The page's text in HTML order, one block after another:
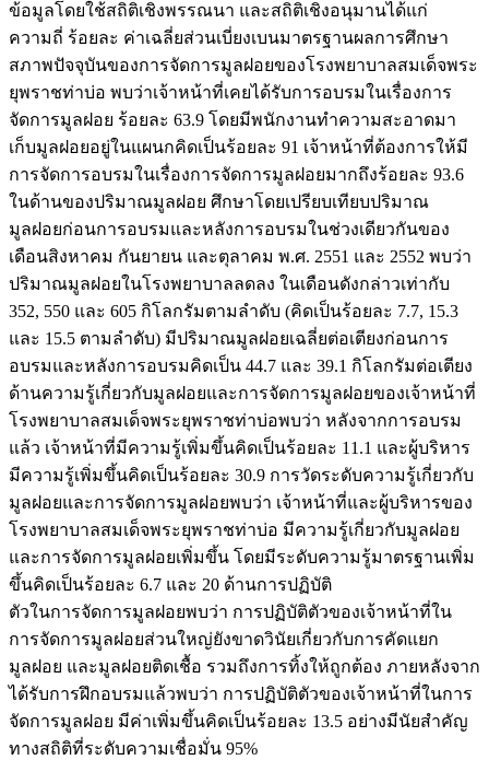
ข้อมูลโดยใช้สถิติเชิงพรรณนา และสถิติเชิงอนุมานได้แก่
ความถี่ ร้อยละ ค่าเฉลี่ยส่วนเบี่ยงเบนมาตรฐานผลการศึกษา
สภาพปัจจุบันของการจัดการมูลฝอยของโรงพยาบาลสมเด็จพระ
ยุพราชท่าบ่อ พบว่าเจ้าหน้าที่เคยได้รับการอบรมในเรื่องการ
จัดการมูลฝอย ร้อยละ 63.9 โดยมีพนักงานทำความสะอาดมา
เก็บมูลฝอยอยู่ในแผนกคิดเป็นร้อยละ 91 เจ้าหน้าที่ต้องการให้มี
การจัดการอบรมในเรื่องการจัดการมูลฝอยมากถึงร้อยละ 93.6
ในด้านของปริมาณมูลฝอย ศึกษาโดยเปรียบเทียบปริมาณ
มูลฝอยก่อนการอบรมและหลังการอบรมในช่วงเดียวกันของ
เดือนสิงหาคม กันยายน และตุลาคม พ.ศ. 2551 และ 2552 พบว่า
ปริมาณมูลฝอยในโรงพยาบาลลดลง ในเดือนดังกล่าวเท่ากับ
352, 550 และ 605 กิโลกรัมตามลำดับ (คิดเป็นร้อยละ 7.7, 15.3
และ 15.5 ตามลำดับ) มีปริมาณมูลฝอยเฉลี่ยต่อเตียงก่อนการ
อบรมและหลังการอบรมคิดเป็น 44.7 และ 39.1 กิโลกรัมต่อเตียง
ด้านความรู้เกี่ยวกับมูลฝอยและการจัดการมูลฝอยของเจ้าหน้าที่
โรงพยาบาลสมเด็จพระยุพราชท่าบ่อพบว่า หลังจากการอบรม
แล้ว เจ้าหน้าที่มีความรู้เพิ่มขึ้นคิดเป็นร้อยละ 11.1 และผู้บริหาร
มีความรู้เพิ่มขึ้นคิดเป็นร้อยละ 30.9 การวัดระดับความรู้เกี่ยวกับ
มูลฝอยและการจัดการมูลฝอยพบว่า เจ้าหน้าที่และผู้บริหารของ
โรงพยาบาลสมเด็จพระยุพราชท่าบ่อ มีความรู้เกี่ยวกับมูลฝอย
และการจัดการมูลฝอยเพิ่มขึ้น โดยมีระดับความรู้มาตรฐานเพิ่ม
ขึ้นคิดเป็นร้อยละ 6.7 และ 20 ด้านการปฏิบัติ
ตัวในการจัดการมูลฝอยพบว่า การปฏิบัติตัวของเจ้าหน้าที่ใน
การจัดการมูลฝอยส่วนใหญ่ยังขาดวินัยเกี่ยวกับการคัดแยก
มูลฝอย และมูลฝอยติดเชื้อ รวมถึงการทิ้งให้ถูกต้อง ภายหลังจาก
ได้รับการฝึกอบรมแล้วพบว่า การปฏิบัติตัวของเจ้าหน้าที่ในการ
จัดการมูลฝอย มีค่าเพิ่มขึ้นคิดเป็นร้อยละ 13.5 อย่างมีนัยสำคัญ
ทางสถิติที่ระดับความเชื่อมั่น 95%